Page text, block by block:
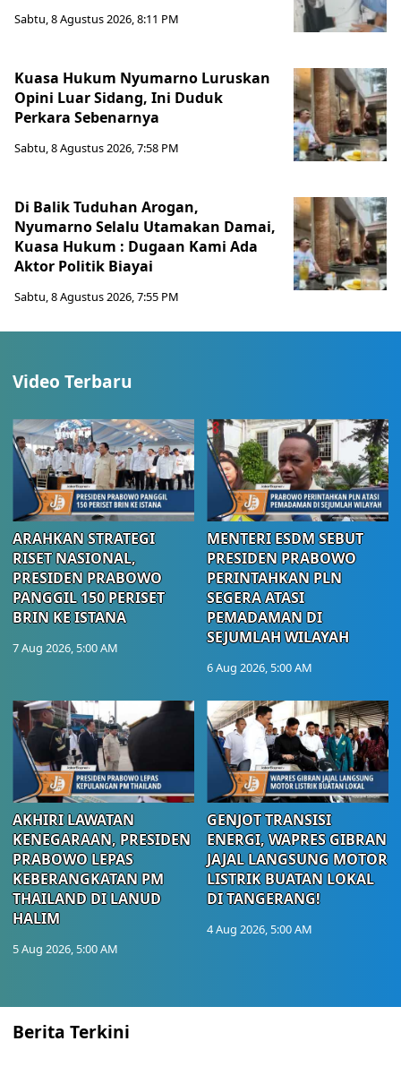
Sabtu, 8 Agustus 2026, 8:11 PM
Kuasa Hukum Nyumarno Luruskan
Opini Luar Sidang, Ini Duduk
Perkara Sebenarnya ​
Sabtu, 8 Agustus 2026, 7:58 PM
Di Balik Tuduhan Arogan,
Nyumarno Selalu Utamakan Damai,
Kuasa Hukum : Dugaan Kami Ada
Aktor Politik Biayai
Sabtu, 8 Agustus 2026, 7:55 PM
Video Terbaru
ARAHKAN STRATEGI
RISET NASIONAL,
PRESIDEN PRABOWO
PANGGIL 150 PERISET
BRIN KE ISTANA
7 Aug 2026, 5:00 AM
MENTERI ESDM SEBUT
PRESIDEN PRABOWO
PERINTAHKAN PLN
SEGERA ATASI
PEMADAMAN DI
SEJUMLAH WILAYAH
6 Aug 2026, 5:00 AM
AKHIRI LAWATAN
KENEGARAAN, PRESIDEN
PRABOWO LEPAS
KEBERANGKATAN PM
THAILAND DI LANUD
HALIM
5 Aug 2026, 5:00 AM
GENJOT TRANSISI
ENERGI, WAPRES GIBRAN
JAJAL LANGSUNG MOTOR
LISTRIK BUATAN LOKAL
DI TANGERANG!
4 Aug 2026, 5:00 AM
Berita Terkini